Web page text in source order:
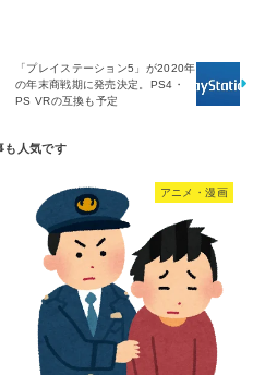
「プレイステーション5」が2020年
の年末商戦期に発売決定。PS4・
PS VRの互換も予定
アニメ・漫画